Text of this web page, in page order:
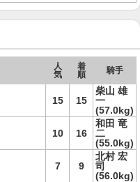
人
気
着
順
騎手
15 15
柴山 雄
一
(57.0kg)
10 16
和田 竜
二
(55.0kg)
7 9
北村 宏
司
(56.0kg)